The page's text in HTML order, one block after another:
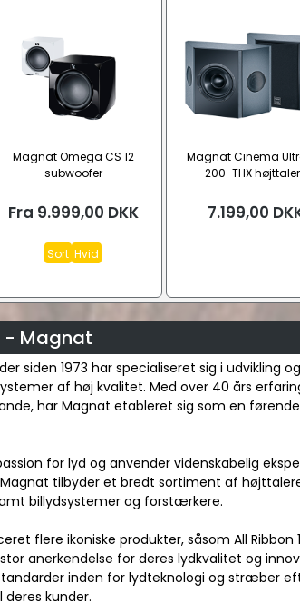
Magnat Omega CS 12
subwoofer
Fra 9.999,00 DKK
Sort Hvid
Magnat Cinema
200-THX
7.199,00
- Magnat
siden 1973 har specialiseret sig i udvikling og
af høj kvalitet. Med over 40 års
har Magnat etableret sig som en
for lyd og anvender videnskabelig
tilbyder et bredt sortiment af
billydsystemer og forstærkere.
flere ikoniske produkter, såsom All Ribbon
anerkendelse for deres lydkvalitet og
inden for lydteknologi og stræber
kunder.